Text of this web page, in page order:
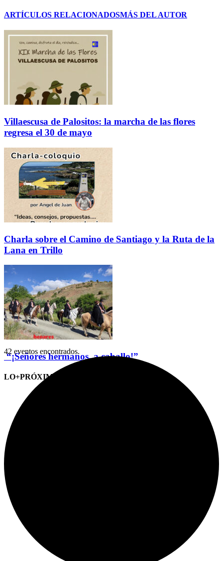
ARTÍCULOS RELACIONADOSMÁS DEL AUTOR
Villaescusa de Palositos: la marcha de las flores
regresa el 30 de mayo
Charla sobre el Camino de Santiago y la Ruta de la
Lana en Trillo
“¡Señores hermanos, a caballo!”
LO+PRÓXIMO (CITAS)
42 eventos encontrados.